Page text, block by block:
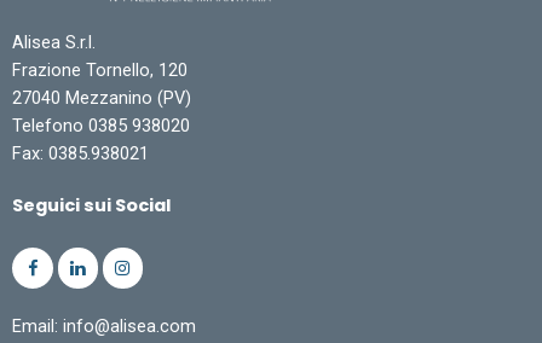
Alisea S.r.l.
Frazione Tornello, 120
27040 Mezzanino (PV)
Telefono 0385 938020
Fax: 0385.938021
Seguici sui Social
Email: info@alisea.com